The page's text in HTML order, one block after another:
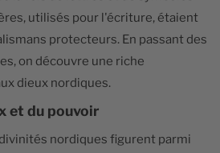
utilisés pour l'écriture, étaient
protecteurs. En passant des
on découvre une riche
dieux nordiques.
et du pouvoir
nordiques figurent parmi